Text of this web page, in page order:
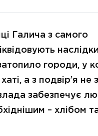
Галича з самого
городи, у
а з подвір’я не
забезпечує
– хлібом